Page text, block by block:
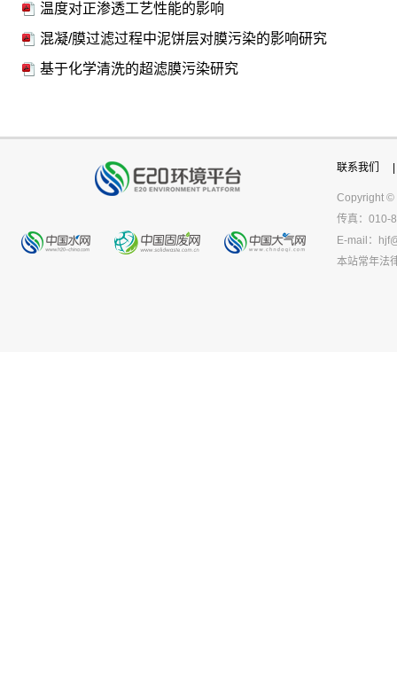
温度对正渗透工艺性能的影响
混凝/膜过滤过程中泥饼层对膜污染的影响研究
基于化学清洗的超滤膜污染研究
联系我们
Copyright ©
传真：010-
E-mail：
本站常年法